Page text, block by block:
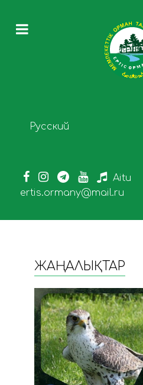
Select your language
Русский
Aitu
ertis.ormany@mail.ru
ЖАҢАЛЫҚТАР